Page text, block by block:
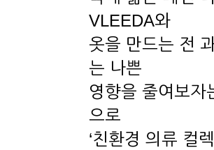
VLEEDA와
옷을 만드는 전
는 나쁜
영향을 줄여보자
으로
‘친환경 의류 컬